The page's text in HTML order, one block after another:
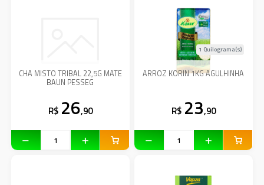
CHA MISTO TRIBAL 22,5G MATE
BAUN PESSEG
R$ 26,90
ARROZ KORIN 1KG AGULHINHA
1 Quilograma(s)
R$ 23,90